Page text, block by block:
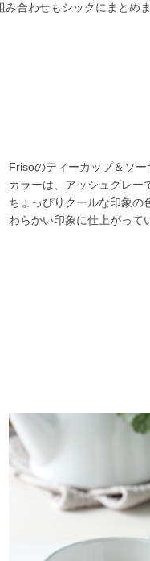
合わせもシックにまとめま
Frisoのティーカップ＆ソー
カラーは、アッシュグレー
ちょっぴりクールな印象の
わらかい印象に仕上がって